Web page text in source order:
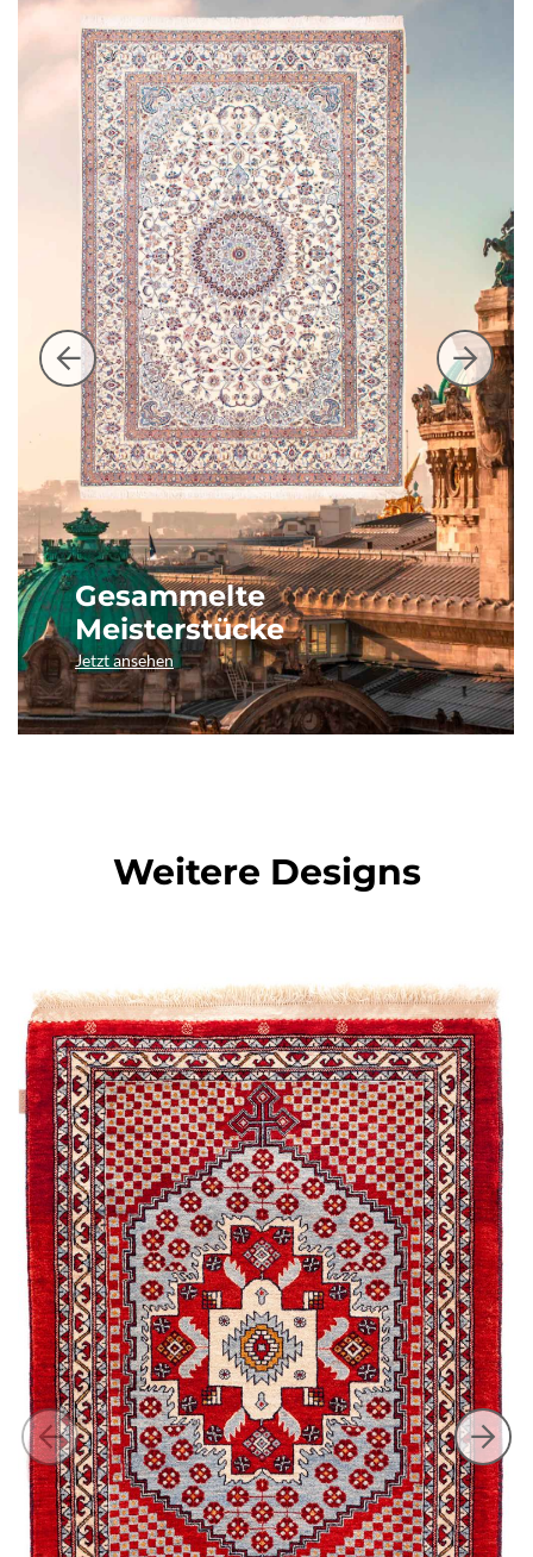
Gesammelte
Meisterstücke
Jetzt ansehen
Weitere Designs